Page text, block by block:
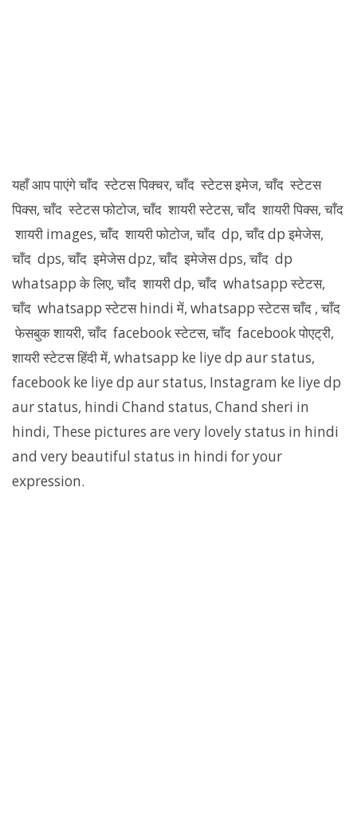
यहाँ आप पाएंगे चाँद स्टेटस पिक्चर, चाँद स्टेटस इमेज, चाँद स्टेटस
पिक्स, चाँद स्टेटस फोटोज, चाँद शायरी स्टेटस, चाँद शायरी पिक्स, चाँद
शायरी images, चाँद शायरी फोटोज, चाँद dp, चाँद dp इमेजेस,
चाँद dps, चाँद इमेजेस dpz, चाँद इमेजेस dps, चाँद dp
whatsapp के लिए, चाँद शायरी dp, चाँद whatsapp स्टेटस,
चाँद whatsapp स्टेटस hindi में, whatsapp स्टेटस चाँद , चाँद
फेसबुक शायरी, चाँद facebook स्टेटस, चाँद facebook पोएट्री,
शायरी स्टेटस हिंदी में, whatsapp ke liye dp aur status,
facebook ke liye dp aur status, Instagram ke liye dp
aur status, hindi Chand status, Chand sheri in
hindi, These pictures are very lovely status in hindi
and very beautiful status in hindi for your
expression.